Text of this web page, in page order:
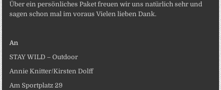
Über ein persönliches Paket freuen wir uns natürlich sehr und
sagen schon mal im voraus Vielen lieben Dank.
An
STAY WILD – Outdoor
Annie Knitter/Kirsten Dolff
Am Sportplatz 29